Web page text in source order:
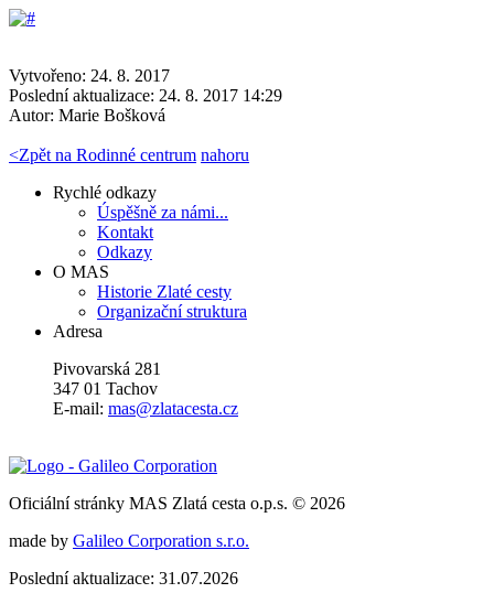
Vytvořeno: 24. 8. 2017
Poslední aktualizace: 24. 8. 2017 14:29
Autor: Marie Bošková
<Zpět na Rodinné centrum nahoru
Rychlé odkazy
Úspěšně za námi...
Kontakt
Odkazy
O MAS
Historie Zlaté cesty
Organizační struktura
Adresa
Pivovarská 281
347 01 Tachov
E-mail: mas@zlatacesta.cz
Oficiální stránky MAS Zlatá cesta o.p.s. © 2026
made by Galileo Corporation s.r.o.
Poslední aktualizace: 31.07.2026